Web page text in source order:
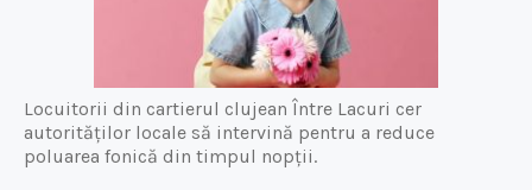
Locuitorii din cartierul clujean Între Lacuri cer
autorităților locale să intervină pentru a reduce
poluarea fonică din timpul nopții.